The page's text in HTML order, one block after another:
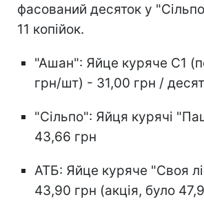
фасований десяток у
11 копійок.
"Ашан": Яйце куряче С1
грн/шт) - 31,00 грн /
"Сільпо": Яйця курячі
43,66 грн
АТБ: Яйце куряче "Своя
43,90 грн (акція, було